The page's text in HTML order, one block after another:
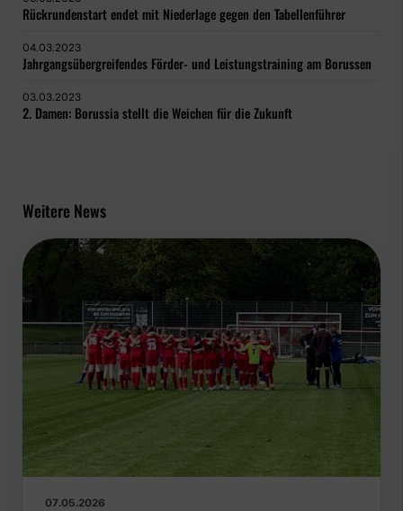
Rückrundenstart endet mit Niederlage gegen den Tabellenführer
04.03.2023
Jahrgangsübergreifendes Förder- und Leistungstraining am Borussen
03.03.2023
2. Damen: Borussia stellt die Weichen für die Zukunft
Weitere News
07.05.2026